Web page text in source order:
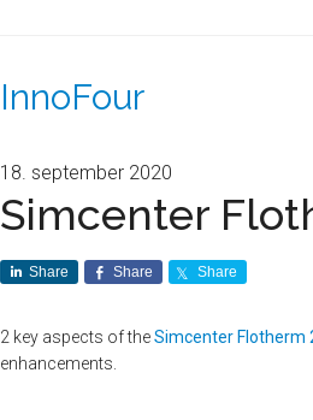
InnoFour
18. september 2020
Simcenter
Share Share Share
2 key aspects of theSimcenter Flotherm
enhancements.